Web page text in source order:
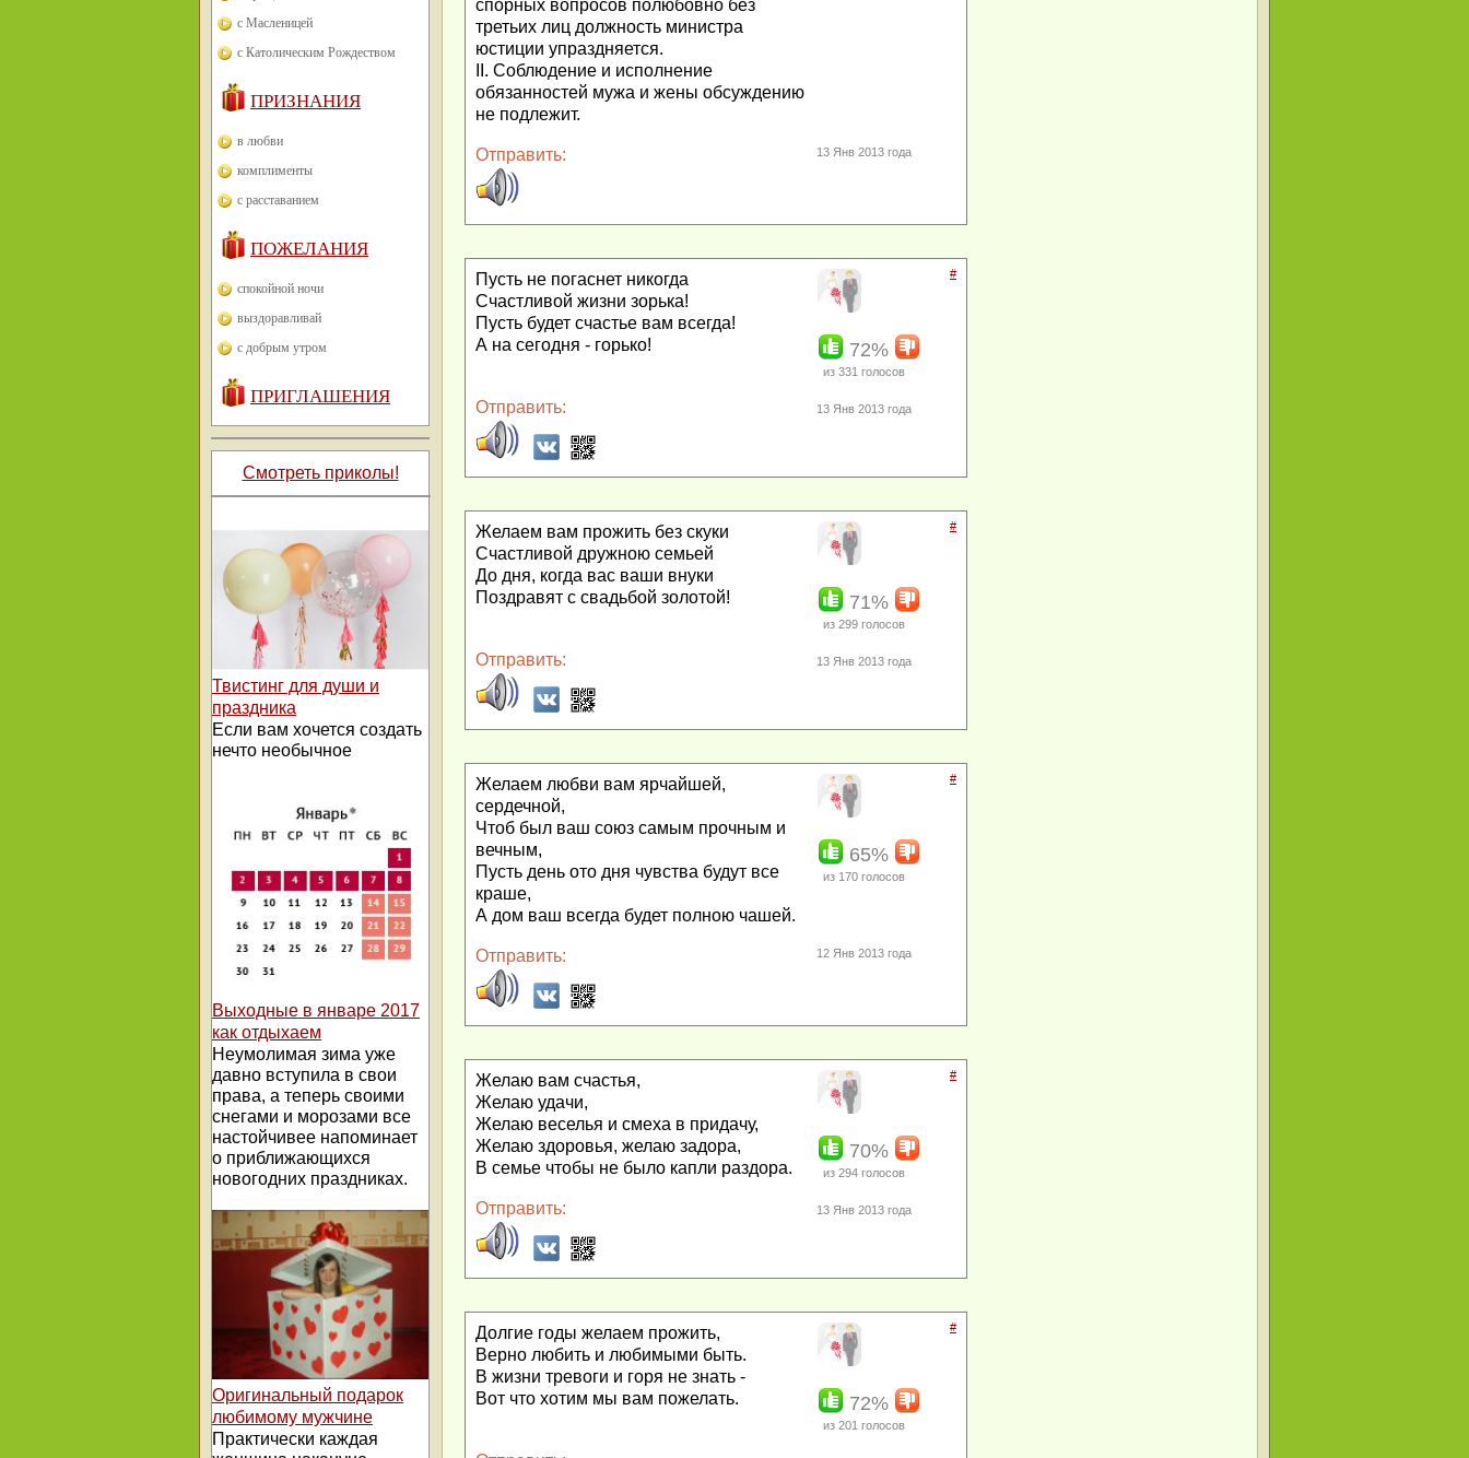
с Масленицей
с Католическим Рождеством
ПРИЗНАНИЯ
в любви
комплименты
с расставанием
ПОЖЕЛАНИЯ
спокойной ночи
выздоравливай
с добрым утром
ПРИГЛАШЕНИЯ
Смотреть приколы!
Твистинг для души и
праздника
Если вам хочется создать
нечто необычное
Выходные в январе 2017
как отдыхаем
Неумолимая зима уже
давно вступила в свои
права, а теперь своими
снегами и морозами все
настойчивее напоминает
о приближающихся
новогодних праздниках.
Оригинальный подарок
любимому мужчине
Практически каждая
спорных вопросов полюбовно без
третьих лиц должность министра
юстиции упраздняется.
II. Соблюдение и исполнение
обязанностей мужа и жены обсуждению
не подлежит.
Отправить: 13 Янв 2013 года
Пусть не погаснет никогда
Счастливой жизни зорька!
Пусть будет счастье вам всегда!
А на сегодня - горько!
#
72%
из 331 голосов
Отправить: 13 Янв 2013 года
Желаем вам прожить без скуки
Счастливой дружною семьей
До дня, когда вас ваши внуки
Поздравят с свадьбой золотой!
#
71%
из 299 голосов
Отправить: 13 Янв 2013 года
Желаем любви вам ярчайшей,
сердечной,
Чтоб был ваш союз самым прочным и
вечным,
Пусть день ото дня чувства будут все
краше,
А дом ваш всегда будет полною чашей.
#
65%
из 170 голосов
Отправить: 12 Янв 2013 года
Желаю вам счастья,
Желаю удачи,
Желаю веселья и смеха в придачу,
Желаю здоровья, желаю задора,
В семье чтобы не было капли раздора.
#
70%
из 294 голосов
Отправить: 13 Янв 2013 года
Долгие годы желаем прожить,
Верно любить и любимыми быть.
В жизни тревоги и горя не знать -
Вот что хотим мы вам пожелать.
#
72%
из 201 голосов